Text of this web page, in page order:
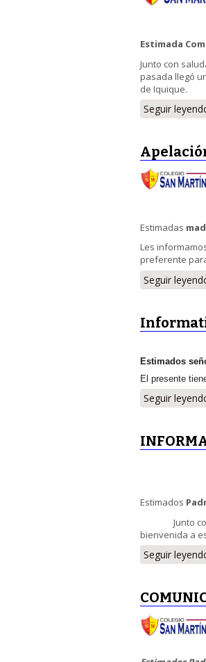
Estimada
Junto con
pasada llegó
de Iquique.
Seguir
Estimadas
Les
preferente
Seguir
Estimados
El presente
Seguir
Estimados
Junto con
bienvenida a
Seguir